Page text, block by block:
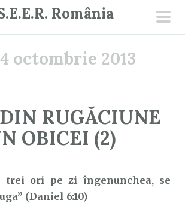
România
octombrie 2013
RUGĂCIUNE
OBICEI (2)
trei ori pe zi îngenunchea, se
(Daniel 6:10)